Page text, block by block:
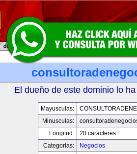
El dueño de este dominio lo
Mayusculas:
Minusculas:
Longitud:
20 caracteres
Categorias:
Negocios